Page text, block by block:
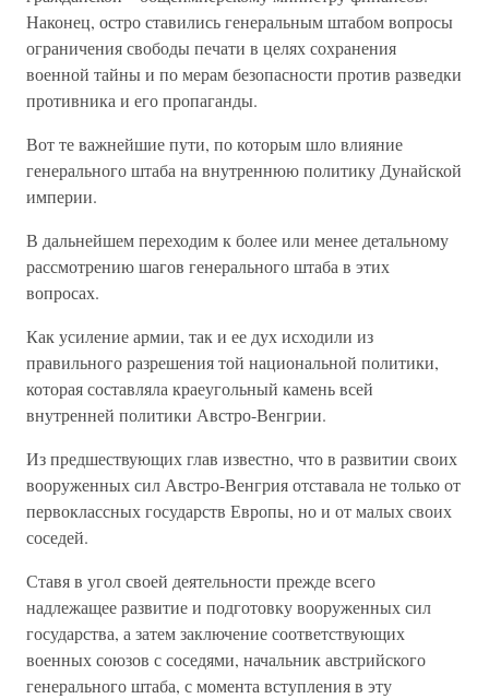
Наконец, остро ставились генеральным штабом вопросы
ограничения свободы печати в целях сохранения
военной тайны и по мерам безопасности против разведки
противника и его пропаганды.
Вот те важнейшие пути, по которым шло влияние
генерального штаба на внутреннюю политику Дунайской
империи.
В дальнейшем переходим к более или менее детальному
рассмотрению шагов генерального штаба в этих
вопросах.
Как усиление армии, так и ее дух исходили из
правильного разрешения той национальной политики,
которая составляла краеугольный камень всей
внутренней политики Австро-Венгрии.
Из предшествующих глав известно, что в развитии своих
вооруженных сил Австро-Венгрия отставала не только от
первоклассных государств Европы, но и от малых своих
соседей.
Ставя в угол своей деятельности прежде всего
надлежащее развитие и подготовку вооруженных сил
государства, а затем заключение соответствующих
военных союзов с соседями, начальник австрийского
генерального штаба, с момента вступления в эту